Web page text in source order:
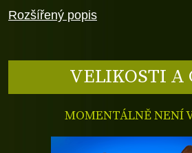
Rozšířený popis
VELIKOSTI A
MOMENTÁLNĚ NENÍ